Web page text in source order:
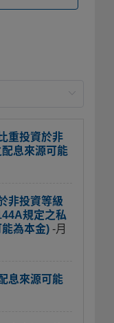
重投資於非
息來源可能
非投資等級
規定之私
為本金) -月
息來源可能